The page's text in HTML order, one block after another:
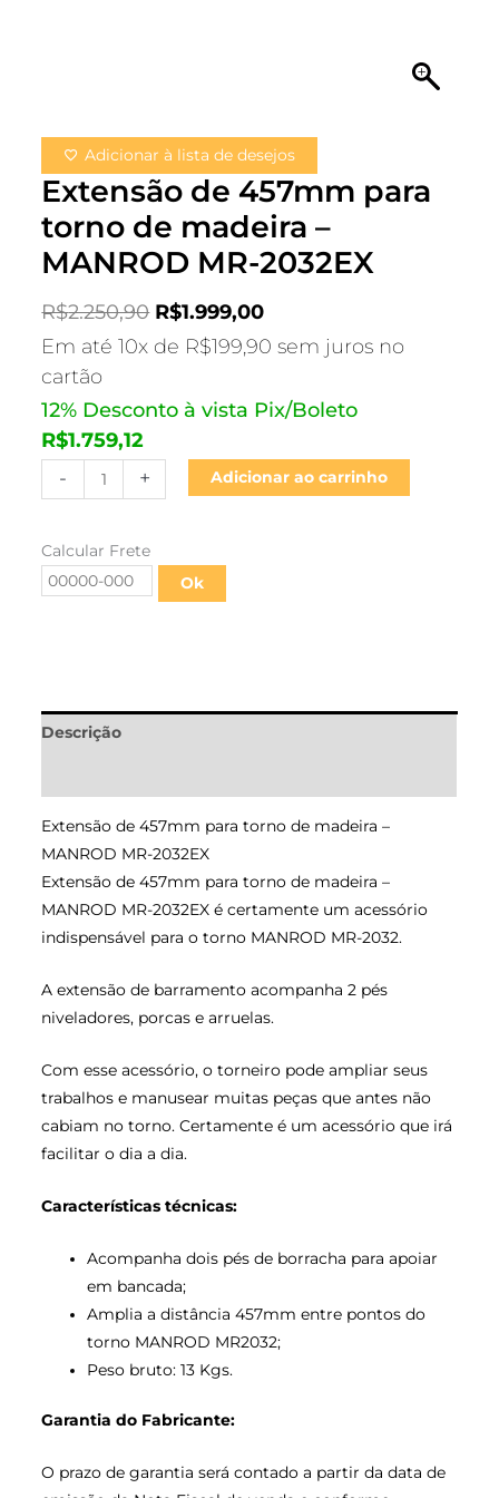
Adicionar à lista de desejos
Extensão de 457mm para
torno de madeira –
MANROD MR-2032EX
R$2.250,90 R$1.999,00
Em até 10x de R$199,90 sem juros no
cartão
12% Desconto à vista Pix/Boleto
R$1.759,12
- + Adicionar ao carrinho
Calcular Frete
Ok
Descrição
Extensão de 457mm para torno de madeira –
MANROD MR-2032EX
Extensão de 457mm para torno de madeira –
MANROD MR-2032EX é certamente um acessório
indispensável para o torno MANROD MR-2032.
A extensão de barramento acompanha 2 pés
niveladores, porcas e arruelas.
Com esse acessório, o torneiro pode ampliar seus
trabalhos e manusear muitas peças que antes não
cabiam no torno. Certamente é um acessório que irá
facilitar o dia a dia.
Características técnicas:
Acompanha dois pés de borracha para apoiar
em bancada;
Amplia a distância 457mm entre pontos do
torno MANROD MR2032;
Peso bruto: 13 Kgs.
Garantia do Fabricante:
O prazo de garantia será contado a partir da data de